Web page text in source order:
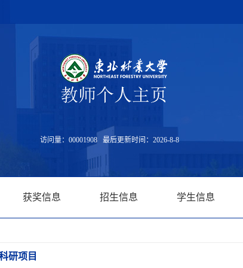
访问量： 00001908 最后更新时间： 2026-8-8
获奖信息 招生信息 学生信息
研项目